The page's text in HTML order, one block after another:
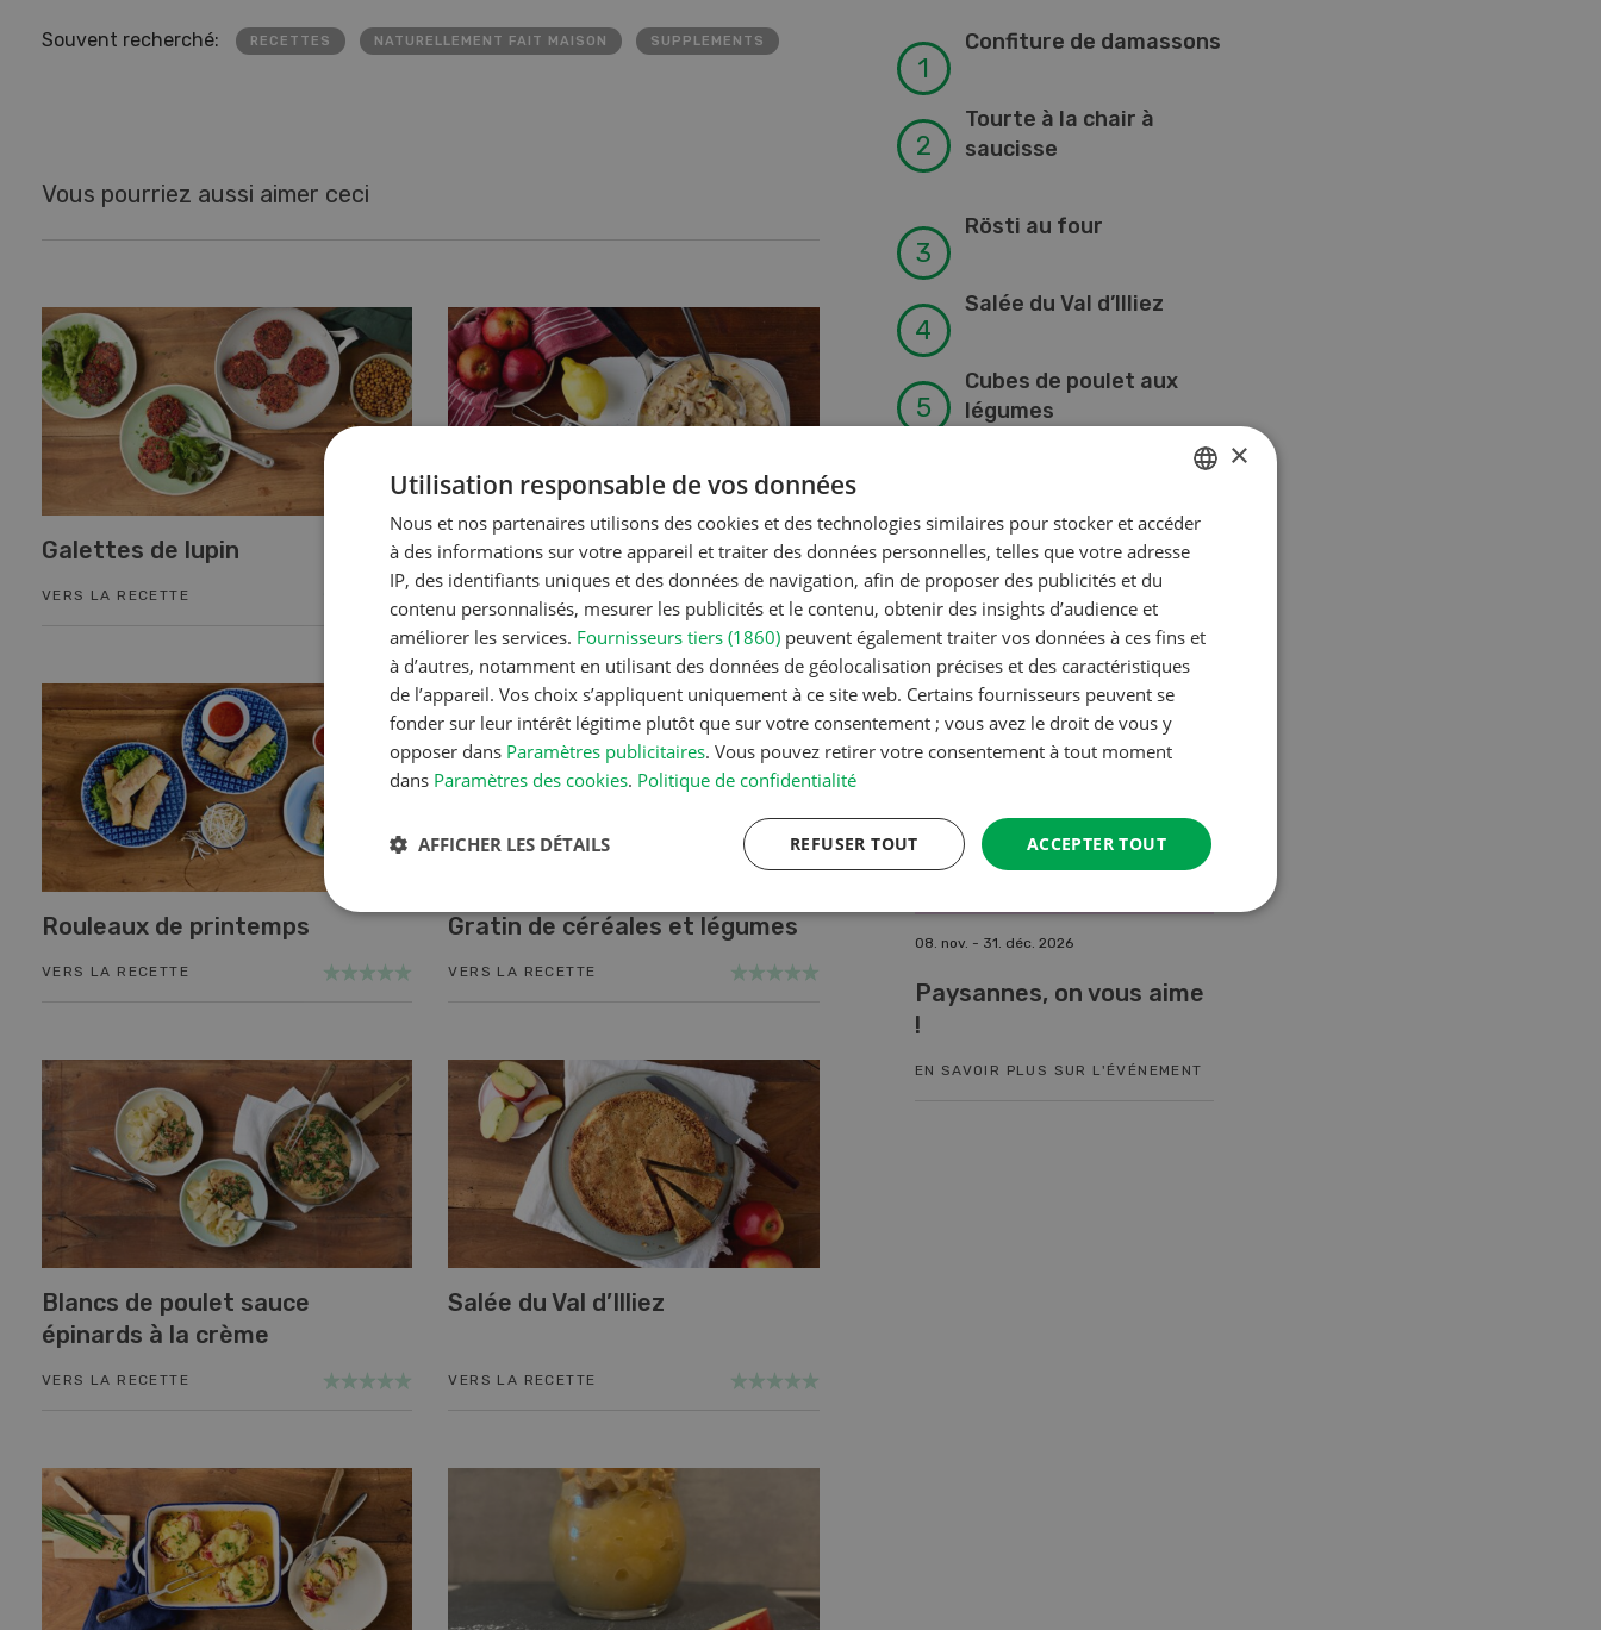
Souvent recherché: RECETTES NATURELLEMENT FAIT MAISON SUPPLEMENTS
Vous pourriez aussi aimer ceci
Galettes de lupin
VERS LA RECETTE
Emincé de veau aux pommes
VERS LA RECETTE
Rouleaux de printemps
VERS LA RECETTE
Gratin de céréales et légumes
VERS LA RECETTE
Blancs de poulet sauce
épinards à la crème
VERS LA RECETTE
Salée du Val d’Illiez
VERS LA RECETTE
Confiture de damassons
Tourte à la chair à
saucisse
Rösti au four
Salée du Val d’Illiez
Cubes de poulet aux
légumes
Jeu photo 06/26
CONTINUER À LIRE
EN SAVOIR PLUS SUR L'ÉVÉNEMENT
08. nov. - 31. déc. 2026
Paysannes, on vous aime
!
EN SAVOIR PLUS SUR L'ÉVÉNEMENT
GERMAN
FRENCH
×
Utilisation responsable de vos données
Nous et nos partenaires utilisons des cookies et des technologies similaires pour stocker et accéder
à des informations sur votre appareil et traiter des données personnelles, telles que votre adresse
IP, des identifiants uniques et des données de navigation, afin de proposer des publicités et du
contenu personnalisés, mesurer les publicités et le contenu, obtenir des insights d’audience et
améliorer les services. Fournisseurs tiers (1860) peuvent également traiter vos données à ces fins et
à d’autres, notamment en utilisant des données de géolocalisation précises et des caractéristiques
de l’appareil. Vos choix s’appliquent uniquement à ce site web. Certains fournisseurs peuvent se
fonder sur leur intérêt légitime plutôt que sur votre consentement ; vous avez le droit de vous y
opposer dans Paramètres publicitaires. Vous pouvez retirer votre consentement à tout moment
dans Paramètres des cookies. Politique de confidentialité
ACCEPTER TOUT
REFUSER TOUT
AFFICHER LES DÉTAILS